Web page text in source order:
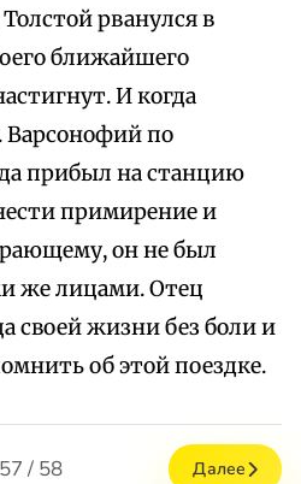
рванулся в
ближайшего
И когда
Варсонофий по
прибыл на станцию
примирение и
он не был
же лицами. Отец
своей жизни без боли и
об этой поездке.
57 / 58 Далее